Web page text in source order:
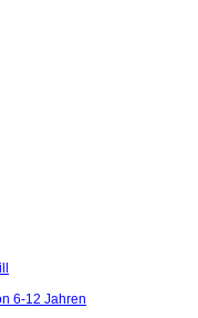
6-12 Jahren